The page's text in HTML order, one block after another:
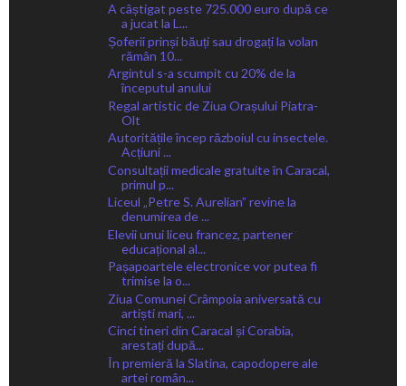
A câștigat peste 725.000 euro după ce
a jucat la L...
Șoferii prinși băuți sau drogați la volan
rămân 10...
Argintul s-a scumpit cu 20% de la
începutul anului
Regal artistic de Ziua Orașului Piatra-
Olt
Autoritățile încep războiul cu insectele.
Acțiuni ...
Consultații medicale gratuite în Caracal,
primul p...
Liceul „Petre S. Aurelian” revine la
denumirea de ...
Elevii unui liceu francez, partener
educațional al...
Pașapoartele electronice vor putea fi
trimise la o...
Ziua Comunei Crâmpoia aniversată cu
artiști mari, ...
Cinci tineri din Caracal și Corabia,
arestați după...
În premieră la Slatina, capodopere ale
artei român...